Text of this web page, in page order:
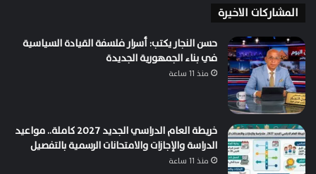
المشاركات الاخيرة
حسن النجار يكتب: أسرار فلسفة القيادة السياسية
في بناء الجمهورية الجديدة
منذ 11 ساعة
خريطة العام الدراسي الجديد 2027 كاملة.. مواعيد
الدراسة والإجازات والامتحانات الرسمية بالتفصيل
منذ 11 ساعة